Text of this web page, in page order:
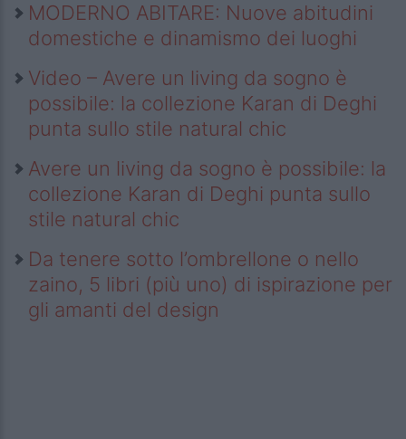
MODERNO ABITARE: Nuove abitudini
domestiche e dinamismo dei luoghi
Video – Avere un living da sogno è
possibile: la collezione Karan di Deghi
punta sullo stile natural chic
Avere un living da sogno è possibile: la
collezione Karan di Deghi punta sullo
stile natural chic
Da tenere sotto l’ombrellone o nello
zaino, 5 libri (più uno) di ispirazione per
gli amanti del design